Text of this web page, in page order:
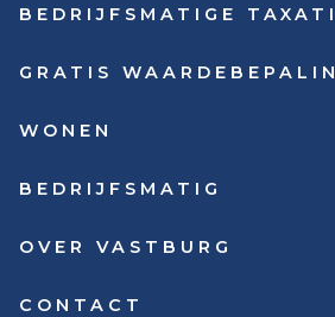
BEDRIJFSMATIGE
GRATIS
WONEN
BEDRIJFSMATIG
OVER VASTBURG
CONTACT